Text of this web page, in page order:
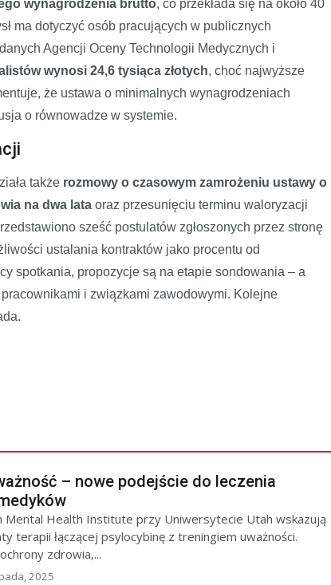
wynagrodzenia brutto, co przekłada się na około 40
ma dotyczyć osób pracujących w publicznych
Agencji Oceny Technologii Medycznych i
wynosi 24,6 tysiąca złotych, choć najwyższe
że ustawa o minimalnych wynagrodzeniach
o równowadze w systemie.
także rozmowy o czasowym zamrożeniu ustawy o
na dwa lata oraz przesunięciu terminu waloryzacji
sześć postulatów zgłoszonych przez stronę
ustalania kontraktów jako procentu od
spotkania, propozycje są na etapie sondowania – a
i związkami zawodowymi. Kolejne
– nowe podejście do leczenia
Mental Health Institute przy Uniwersytecie Utah wskazują
terapii łączącej psylocybinę z treningiem uważności.
zdrowia,...
2025